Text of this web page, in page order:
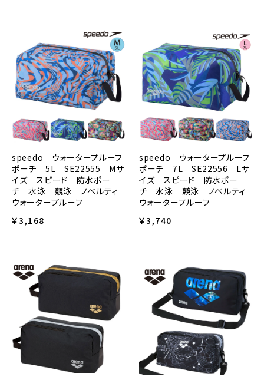
speedo ウォータープルーフ
ポーチ 5L SE22555 Mサ
イズ スピード 防水ポー
チ 水泳 競泳 ノベルティ
ウォータープルーフ
￥3,168
speedo ウォータープルーフ
ポーチ 7L SE22556 Lサ
イズ スピード 防水ポー
チ 水泳 競泳 ノベルティ
ウォータープルーフ
￥3,740